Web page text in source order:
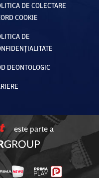
DE COLECTARE
COOKIE
DE
DEONTOLOGIC
este parte a